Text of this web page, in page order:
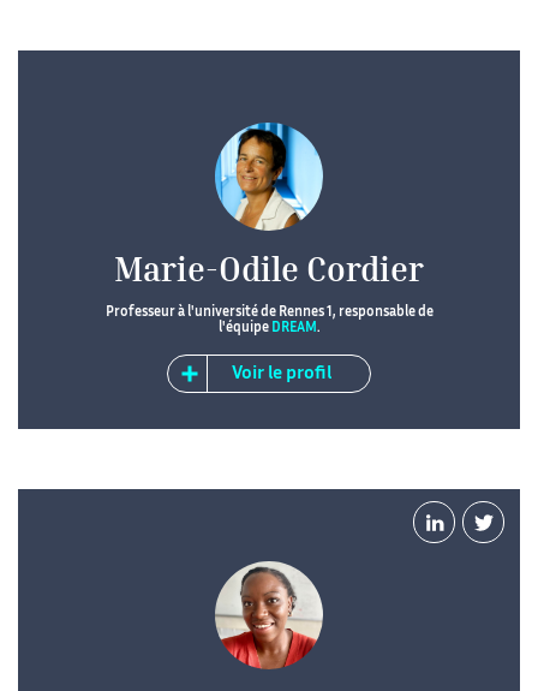
Marie-Odile Cordier
Professeur à l'université de Rennes 1, responsable de
l'équipe DREAM .
Voir le profil